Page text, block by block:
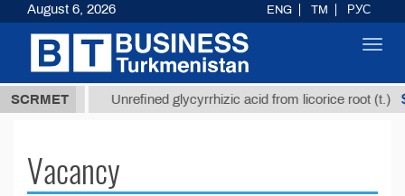
SCRMET
37,8 ТМТ Unrefined glycyrrhizic acid from licorice root (t.)
Vacancy
August 6, 2026 ENG TM РУС